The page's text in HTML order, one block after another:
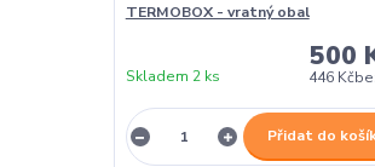
TERMOBOX - vratný obal
500
446 Kč
Skladem 2 ks
Přidat do